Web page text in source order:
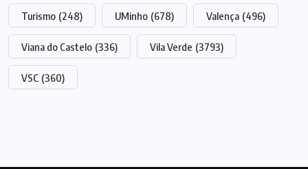
Turismo (248) UMinho (678) Valença (496)
Viana do Castelo (336) Vila Verde (3793)
VSC (360)